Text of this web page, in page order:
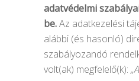
adatvédelmi
be.Az adatkezelési
alábbi (és hasonló)
szabályozandó
volt(ak) megfelelő(k):